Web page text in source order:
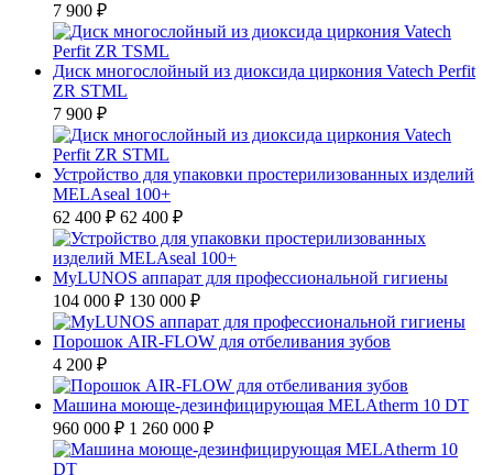
7 900 ₽
Диск многослойный из диоксида циркония Vatech Perfit
ZR STML
7 900 ₽
Устройство для упаковки простерилизованных изделий
MELAseal 100+
62 400 ₽ 62 400 ₽
MyLUNOS аппарат для профессиональной гигиены
104 000 ₽ 130 000 ₽
Порошок AIR-FLOW для отбеливания зубов
4 200 ₽
Машина моюще-дезинфицирующая MELAtherm 10 DT
960 000 ₽ 1 260 000 ₽